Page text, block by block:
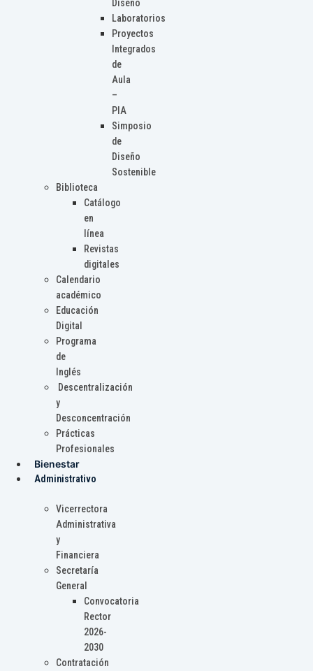
Diseño
Laboratorios
Proyectos
Integrados
de
Aula
–
PIA
Simposio
de
Diseño
Sostenible
Biblioteca
Catálogo
en
línea
Revistas
digitales
Calendario
académico
Educación
Digital
Programa
de
Inglés
Descentralización
y
Desconcentración
Prácticas
Profesionales
Bienestar
Administrativo
Vicerrectora
Administrativa
y
Financiera
Secretaría
General
Convocatoria
Rector
2026-
2030
Contratación